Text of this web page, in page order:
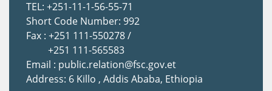
TEL: +251-11-1-56-55-71
Short Code Number: 992
Fax : +251 111-550278 /
+251 111-565583
Email : public.relation@fsc.gov.et
Address: 6 Killo , Addis Ababa, Ethiopia